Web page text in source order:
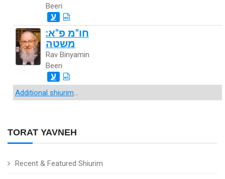
TORAT YAVNEH
Recent & Featured Shiurim
Beeri
ע
חו"מ פ"א:
משטה
Rav Binyamin
Beeri
ע
Additional shiurim...